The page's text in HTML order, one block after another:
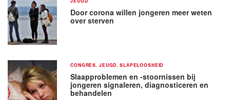
Door corona willen jongeren meer weten
over sterven
CONGRES JEUGD ,SLAPELOOSHEID
Slaapproblemen en -stoornissen bij
jongeren signaleren, diagnosticeren en
behandelen